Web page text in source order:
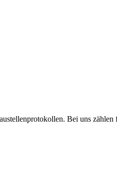
Bei uns